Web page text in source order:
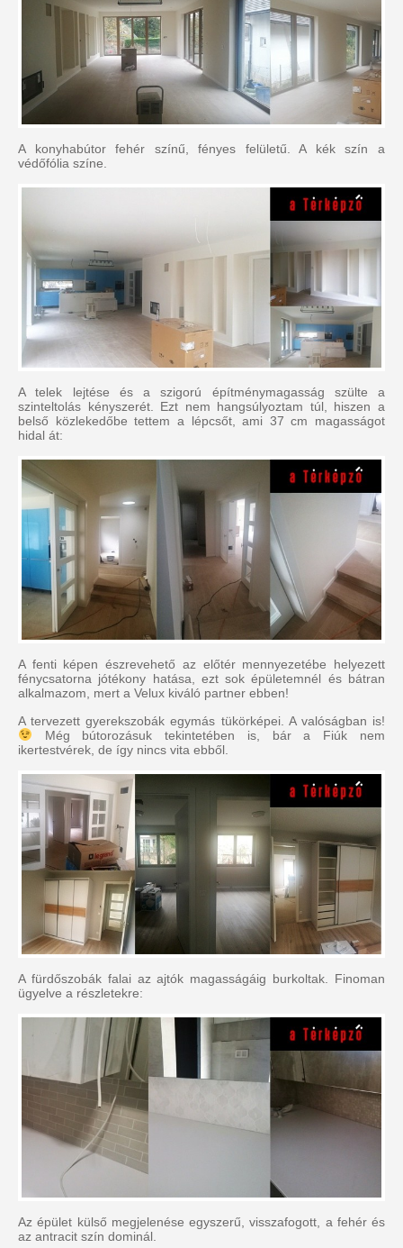
A konyhabútor fehér színű, fényes felületű. A kék szín a
védőfólia színe.
A telek lejtése és a szigorú építménymagasság szülte a
szinteltolás kényszerét. Ezt nem hangsúlyoztam túl, hiszen a
belső közlekedőbe tettem a lépcsőt, ami 37 cm magasságot
hidal át:
A fenti képen észrevehető az előtér mennyezetébe helyezett
fénycsatorna jótékony hatása, ezt sok épületemnél és bátran
alkalmazom, mert a Velux kiváló partner ebben!
A tervezett gyerekszobák egymás tükörképei. A valóságban is!
Még bútorozásuk tekintetében is, bár a Fiúk nem
ikertestvérek, de így nincs vita ebből.
A fürdőszobák falai az ajtók magasságáig burkoltak. Finoman
ügyelve a részletekre:
Az épület külső megjelenése egyszerű, visszafogott, a fehér és
az antracit szín dominál.